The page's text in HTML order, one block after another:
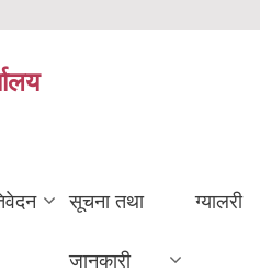
सूचना तथा
जानकारी
ग्यालरी